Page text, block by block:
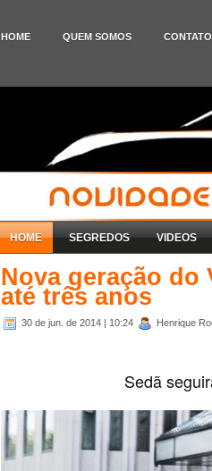
HOME QUEM SOMOS CONTATO
HOME SEGREDOS VIDEOS
Nova geração do
até três anos
30 de jun. de 2014 | 10:24 Henrique
Sedã